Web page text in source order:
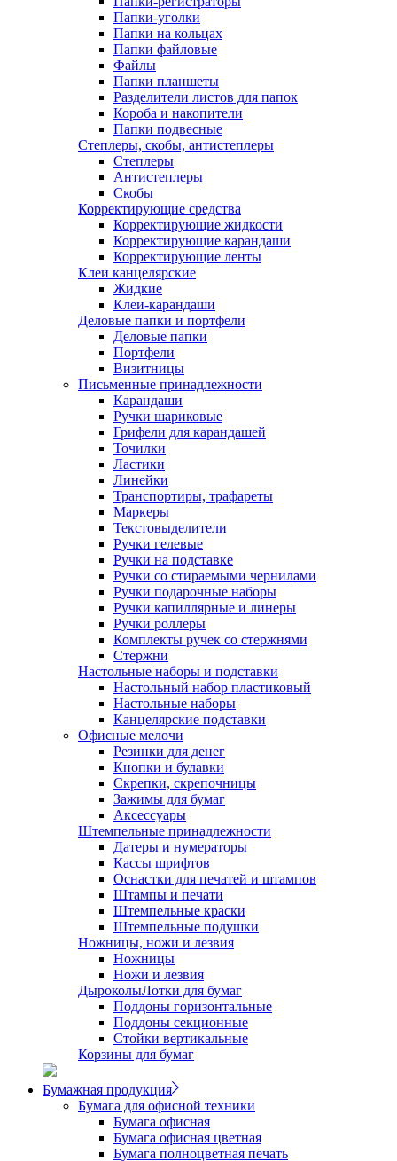
Папки-уголки
Папки на кольцах
Папки файловые
Файлы
Папки планшеты
Разделители листов для папок
Короба и накопители
Папки подвесные
Степлеры, скобы, антистеплеры
Степлеры
Антистеплеры
Скобы
Корректирующие средства
Корректирующие жидкости
Корректирующие карандаши
Корректирующие ленты
Клеи канцелярские
Жидкие
Клеи-карандаши
Деловые папки и портфели
Деловые папки
Портфели
Визитницы
Письменные принадлежности
Карандаши
Ручки шариковые
Грифели для карандашей
Точилки
Ластики
Линейки
Транспортиры, трафареты
Маркеры
Текстовыделители
Ручки гелевые
Ручки на подставке
Ручки со стираемыми чернилами
Ручки подарочные наборы
Ручки капиллярные и линеры
Ручки роллеры
Комплекты ручек со стержнями
Стержни
Настольные наборы и подставки
Настольный набор пластиковый
Настольные наборы
Канцелярские подставки
Офисные мелочи
Резинки для денег
Кнопки и булавки
Скрепки, скрепочницы
Зажимы для бумаг
Аксессуары
Штемпельные принадлежности
Датеры и нумераторы
Кассы шрифтов
Оснастки для печатей и штампов
Штампы и печати
Штемпельные краски
Штемпельные подушки
Ножницы, ножи и лезвия
Ножницы
Ножи и лезвия
ДыроколыЛотки для бумаг
Поддоны горизонтальные
Поддоны секционные
Стойки вертикальные
Корзины для бумаг
Бумажная продукция
Бумага для офисной техники
Бумага офисная
Бумага офисная цветная
Бумага полноцветная печать